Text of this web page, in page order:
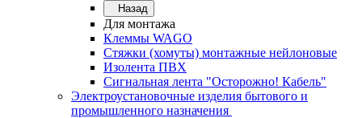
Назад
Для монтажа
Клеммы WAGO
Стяжки (хомуты) монтажные нейлоновые
Изолента ПВХ
Сигнальная лента "Осторожно! Кабель"
Электроустановочные изделия бытового и
промышленного назначения